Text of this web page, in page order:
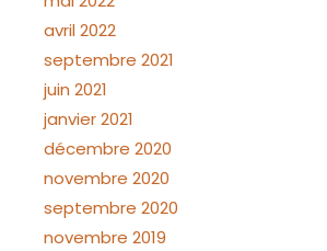
avril 2022
septembre 2021
juin 2021
janvier 2021
décembre 2020
novembre 2020
septembre 2020
novembre 2019